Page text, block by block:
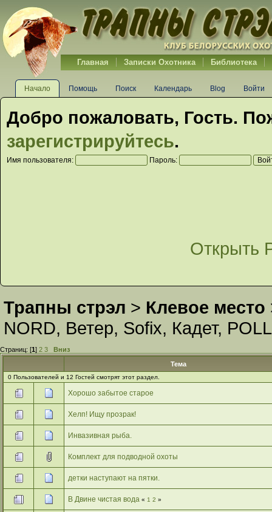
Главная Записки Охотника Библиотека
Начало Помощь Поиск Календарь Blog Войти
Добро пожаловать, Гость.
зарегистрируйтесь.
Имя пользователя: Пароль:
Открыть
Трапны стрэл > Клевое место
NORD, Ветер, Sofix, Кадет, POLL
Страниц: [1] 2 3
Вниз
Тема
0 Пользователей и 12 Гостей смотрят этот раздел.
Хорошо забытое старое
Хелп! Ищу прозрак!
Инвазивная рыба.
Комплект для подводной охоты
детки наступают на пятки.
В Двине чистая вода « 1 2 »